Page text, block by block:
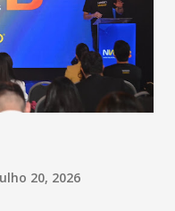
apontou o
com chance de
um grande risco à
saber fazer a
não so...
20, 2026